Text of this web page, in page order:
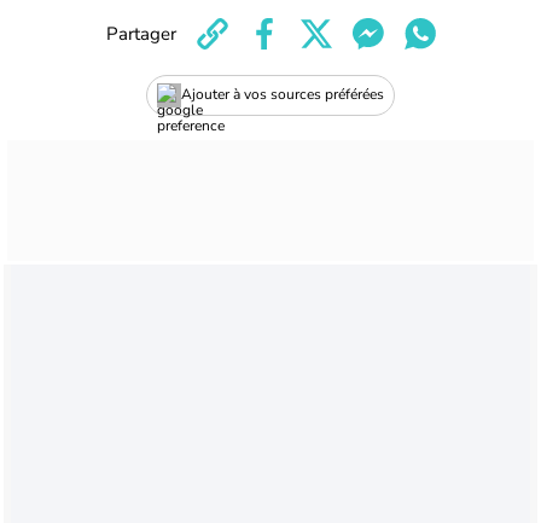
Ajouter à vos sources préférées
Partager